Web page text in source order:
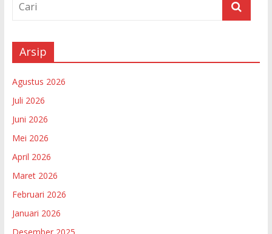
Arsip
Agustus 2026
Juli 2026
Juni 2026
Mei 2026
April 2026
Maret 2026
Februari 2026
Januari 2026
Desember 2025